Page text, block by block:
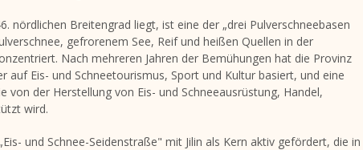
nördlichen Breitengrad liegt, ist eine der „drei Pulverschneebasen
gefrorenem See, Reif und heißen Quellen in der
Nach mehreren Jahren der Bemühungen hat die Provinz
auf Eis- und Schneetourismus, Sport und Kultur basiert, und eine
von der Herstellung von Eis- und Schneeausrüstung, Handel,
wird.
und Schnee-Seidenstraße" mit Jilin als Kern aktiv gefördert, die in